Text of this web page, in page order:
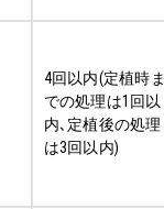
4回以内(定植時ま
での処理は1回以
内､定植後の処理
は3回以内)